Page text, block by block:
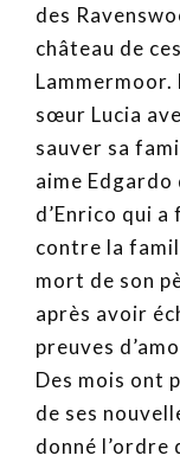
des
château de
sœur Lucia
sauver sa
aime Edgardo
d’Enrico qui
contre la
mort de son
après avoir
preuves
Des mois ont
de ses
donné